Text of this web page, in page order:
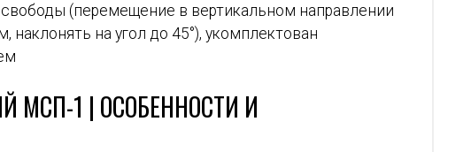
(перемещение в вертикальном направлении
на угол до 45°), укомплектован
МСП-1 | ОСОБЕННОСТИ И